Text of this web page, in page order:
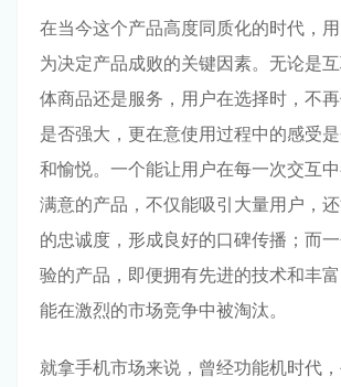
在当今这个产品高度同质化的时代，
为决定产品成败的关键因素。无论是
体商品还是服务，用户在选择时，不
是否强大，更在意使用过程中的感受
和愉悦。一个能让用户在每一次交互
满意的产品，不仅能吸引大量用户，
的忠诚度，形成良好的口碑传播；而
验的产品，即便拥有先进的技术和丰
能在激烈的市场竞争中被淘汰。
就拿手机市场来说，曾经功能机时代